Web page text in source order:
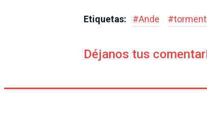
Etiquetas: #Ande #
Déjanos tus